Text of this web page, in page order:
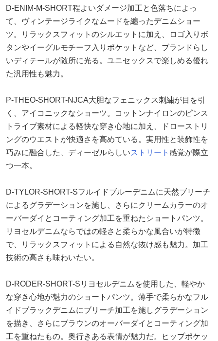
D-ENIM-M-SHORT程よいダメージ加工と色落ちによっ
て、ヴィンテージライクなムードを纏ったデニムショー
ツ。リラックスフィットのシルエットに加え、ロゴ入りボ
タンやイーグルモチーフ入りポケットなど、ブランドらし
いディテールが随所に光る。ユニセックスで楽しめる優れ
た汎用性も魅力。
P-THEO-SHORT-NJCA大胆なフェニックス刺繍が目を引
く、アイコニックなショーツ。コットンナイロンのピンス
トライプ素材による軽快な穿き心地に加え、ドローストリ
ングのウエストが快適さを高めている。実用性と装飾性を
巧みに融合した、ディーゼルらしいストリート 感覚が際立
つ一本。
D-TYLOR-SHORT-Sフルイドブルーデニムに天然ブリーチ
によるグラデーションを施し、さらにクリームカラーのオ
ーバーダイとコーティング加工を重ねたショートパンツ。
リヨセルデニムならではの軽さと柔らかな風合いが特徴
で、リラックスフィットによる自然な抜け感も魅力。加工
技術の高さも味わいたい。
D-RODER-SHORT-Sリヨセルデニムを使用した、軽やか
な穿き心地が魅力のショートパンツ。薄手で柔らかなフル
イドブラックデニムにブリーチ加工を施しグラデーション
を描き、さらにブラウンのオーバーダイとコーティング加
工を重ねたもの。奥行きある表情が魅力だ。ヒップポケッ